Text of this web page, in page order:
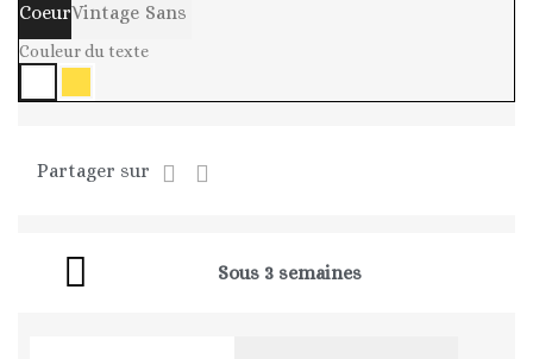
CoeurVintage Sans
Couleur du texte
Partager sur
Sous 3 semaines